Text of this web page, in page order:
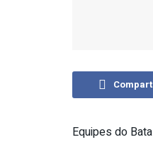
Equipes do